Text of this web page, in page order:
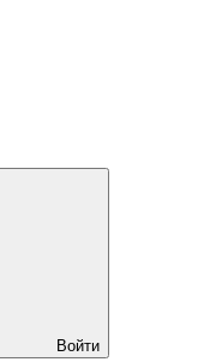
Войти